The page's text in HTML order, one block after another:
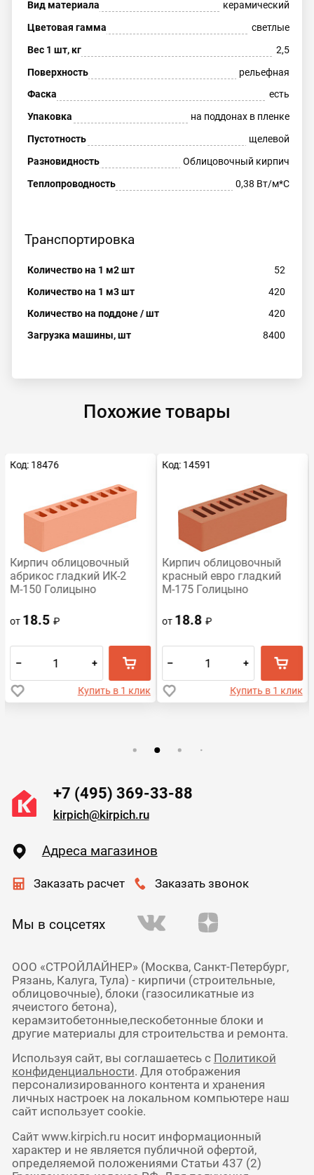
Вид материала
керамический
Цветовая гамма
светлые
Вес 1 шт, кг
2,5
Поверхность
рельефная
Фаска
есть
Упаковка
на поддонах в пленке
Пустотность
щелевой
Разновидность
Облицовочный кирпич
Теплопроводность
0,38 Вт/м*С
Транспортировка
Количество на 1 м2 шт
52
Количество на 1 м3 шт
420
Количество на поддоне / шт
420
Загрузка машины, шт
8400
Похожие товары
Код: 18476
Кирпич облицовочный
абрикос гладкий ИК-2
М-150 Голицыно
от 18.5₽
– +
Купить в 1 клик
Код: 14591
Кирпич облицовочный
красный евро гладкий
М-175 Голицыно
от 18.8₽
– +
Купить в 1 клик
+7 (495) 369-33-88
kirpich@kirpich.ru
Адреса магазинов
Заказать расчет Заказать звонок
Мы в соцсетях
ООО «СТРОЙЛАЙНЕР» (Москва, Санкт-Петербург,
Рязань, Калуга, Тула) - кирпичи (строительные,
облицовочные), блоки (газосиликатные из
ячеистого бетона),
керамзитобетонные,пескобетонные блоки и
другие материалы для строительства и ремонта.
Используя сайт, вы соглашаетесь с Политикой
конфиденциальности. Для отображения
персонализированного контента и хранения
личных настроек на локальном компьютере наш
сайт использует cookie.
Сайт www.kirpich.ru носит информационный
характер и не является публичной офертой,
определяемой положениями Статьи 437 (2)